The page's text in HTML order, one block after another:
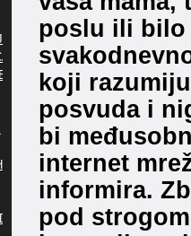
poslu ili bilo
koji
posvuda i
bi
internet
informira.
pod